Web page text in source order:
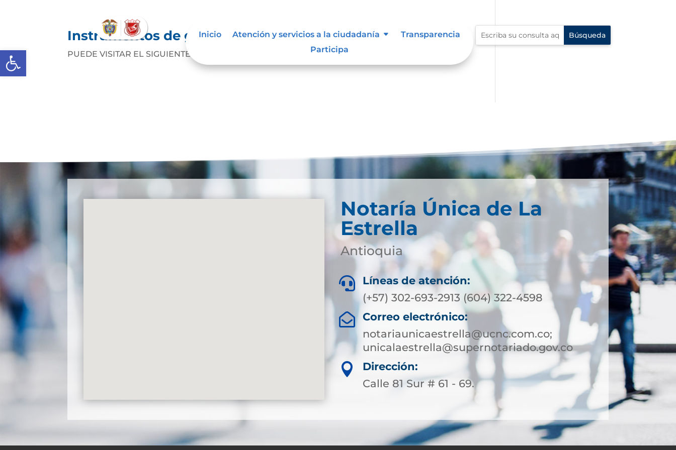
Abrir barra de herramientas
Inicio Atención y servicios a la ciudadanía
Transparencia
Participa
Instrumentos de gestión de la información.
PUEDE VISITAR EL SIGUIENTE ENLACE: https://www.datos.gov.co
Notaría Única de La
Estrella
Antioquia

Líneas de atención:
(+57) 302-693-2913 (604) 322-4598

Correo electrónico:
notariaunicaestrella@ucnc.com.co;
unicalaestrella@supernotariado.gov.co

Dirección:
Calle 81 Sur # 61 - 69.